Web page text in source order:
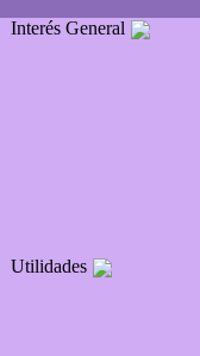
Interés General
Utilidades